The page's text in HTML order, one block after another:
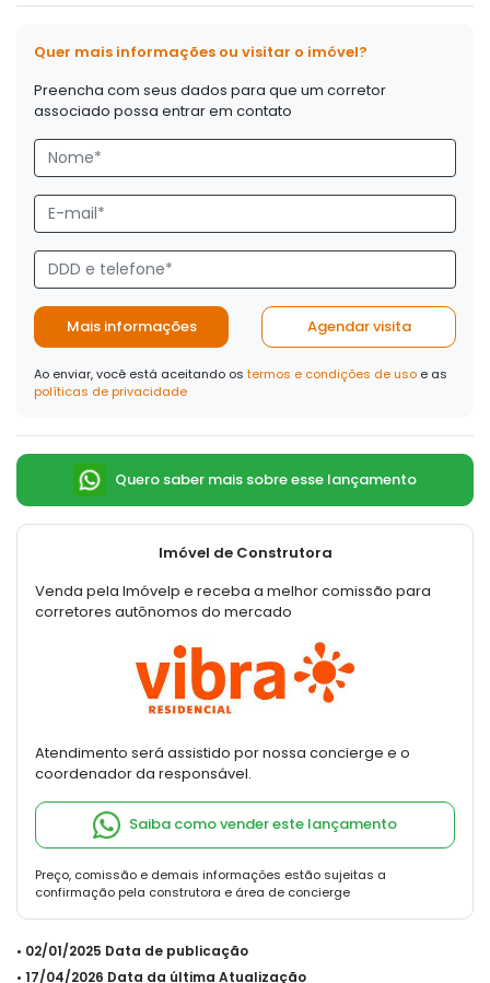
Quer mais informações ou visitar o imóvel?
Preencha com seus dados para que um corretor
associado possa entrar em contato
Mais informações Agendar visita
Ao enviar, você está aceitando os termos e condições de uso e as
políticas de privacidade
Quero saber mais sobre esse lançamento
Imóvel de Construtora
Venda pela Imóvelp e receba a melhor comissão para
corretores autônomos do mercado
Atendimento será assistido por nossa concierge e o
coordenador da responsável.
Saiba como vender este lançamento
Preço, comissão e demais informações estão sujeitas a
confirmação pela construtora e área de concierge
• 02/01/2025 Data de publicação
• 17/04/2026 Data da última Atualização